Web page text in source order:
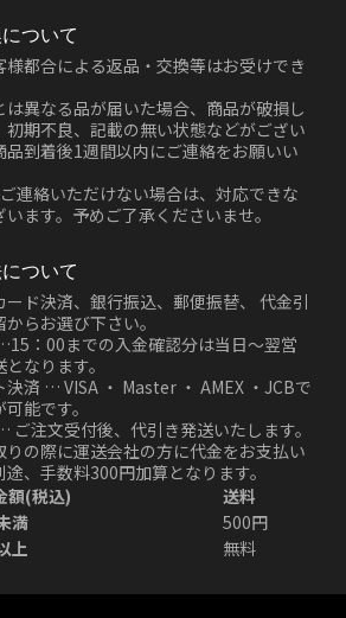
ついて
都合による返品・交換等はお受けでき
は異なる品が届いた場合、商品が破損し
初期不良、記載の無い状態などがござい
品到着後1週間以内にご連絡をお願いい
連絡いただけない場合は、対応できな
ます。予めご了承くださいませ。
ついて
ード決済、銀行振込、郵便振替、 代金引
らお選び下さい。
：00までの入金確認分は当日～翌営
なります。
決済 … VISA ・ Master ・ AMEX ・JCBで
能です。
ご注文受付後、代引き発送いたします。
りの際に運送会社の方に代金をお支払い
途、手数料300円加算となります。
額(税込)
送料
満
500円
上
無料